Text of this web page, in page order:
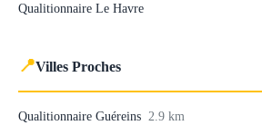
Qualitionnaire Le Havre
📍Villes Proches
Qualitionnaire Guéreins 2.9 km